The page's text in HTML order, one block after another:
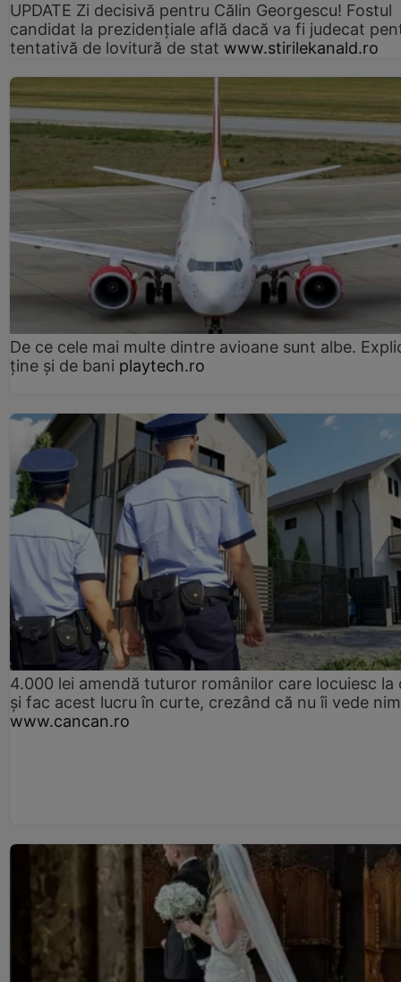
UPDATE Zi decisivă pentru Călin Georgescu! Fostul
candidat la prezidențiale află dacă va fi judecat
tentativă de lovitură de stat www.stirilekanald.ro
De ce cele mai multe dintre avioane sunt albe.
ține și de bani playtech.ro
4.000 lei amendă tuturor românilor care locuiesc la
și fac acest lucru în curte, crezând că nu îi vede
www.cancan.ro